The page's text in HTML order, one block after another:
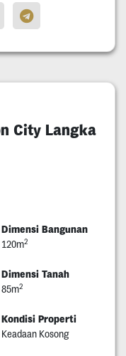
City Langka
Dimensi Bangunan
120m2
Dimensi Tanah
85m2
Kondisi Properti
Keadaan Kosong